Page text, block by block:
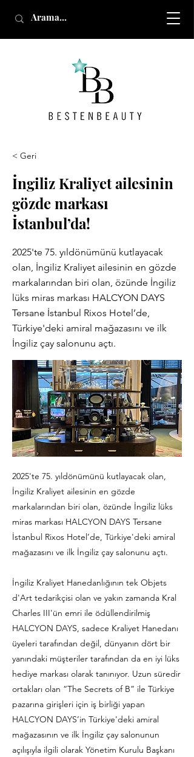
< Geri
İngiliz Kraliyet ailesinin
gözde markası
İstanbul’da!
2025'te 75. yıldönümünü kutlayacak
olan, İngiliz Kraliyet ailesinin en gözde
markalarından biri olan, özünde İngiliz
lüks miras markası HALCYON DAYS
Tersane İstanbul Rixos Hotel’de,
Türkiye'deki amiral mağazasını ve ilk
İngiliz çay salonunu açtı.
2025'te 75. yıldönümünü kutlayacak olan,
İngiliz Kraliyet ailesinin en gözde
markalarından biri olan, özünde İngiliz lüks
miras markası HALCYON DAYS Tersane
İstanbul Rixos Hotel’de, Türkiye'deki amiral
mağazasını ve ilk İngiliz çay salonunu açtı.
İngiliz Kraliyet Hanedanlığının tek Objets
d'Art tedarikçisi olan ve yakın zamanda Kral
Charles III'ün emri ile ödüllendirilmiş
HALCYON DAYS, sadece Kraliyet Hanedanı
üyeleri tarafından değil, dünyanın dört bir
yanındaki müşteriler tarafından da en iyi lüks
hediye markası olarak tanınıyor. Uzun süredir
ortakları olan “The Secrets of B” ile Türkiye
pazarına girişleri için iş birliği yapan
HALCYON DAYS’in Türkiye'deki amiral
mağazasının ve ilk İngiliz çay salonunun
açılışıyla ilgili olarak Yönetim Kurulu Başkanı